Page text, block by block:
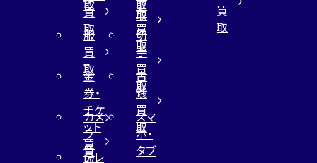
取
取
取
買
取
布
買
取
服
買
取
切
手
買
取
金
券・
チケ
ット
買
古
銭
買
取
カメ
ラ
買
スマ
ホ・
タブ
テレ
買
取